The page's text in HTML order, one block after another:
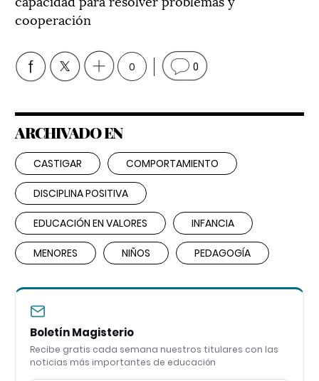
cooperación
0 0
ARCHIVADO EN
CASTIGAR COMPORTAMIENTO
DISCIPLINA POSITIVA
EDUCACIÓN EN VALORES INFANCIA
MENORES NIÑOS PEDAGOGÍA
Boletín Magisterio
Recibe gratis cada semana nuestros titulares con las
noticias más importantes de educación